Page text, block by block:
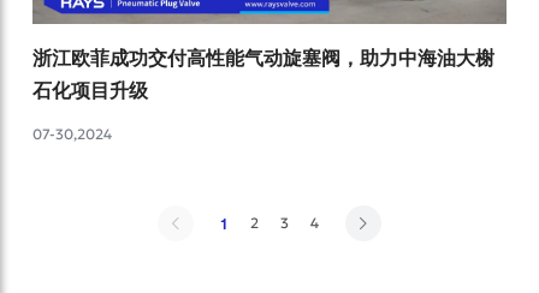
浙江欧菲成功交付高性能气动旋塞阀，助力中海油大榭
石化项目升级
07-30,2024
1 2 3 4